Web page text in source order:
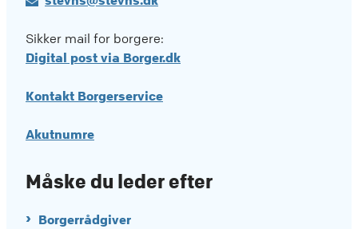
Sikker mail for borgere:
Digital post via Borger.dk
Kontakt Borgerservice
Akutnumre
Måske du leder efter
Borgerrådgiver